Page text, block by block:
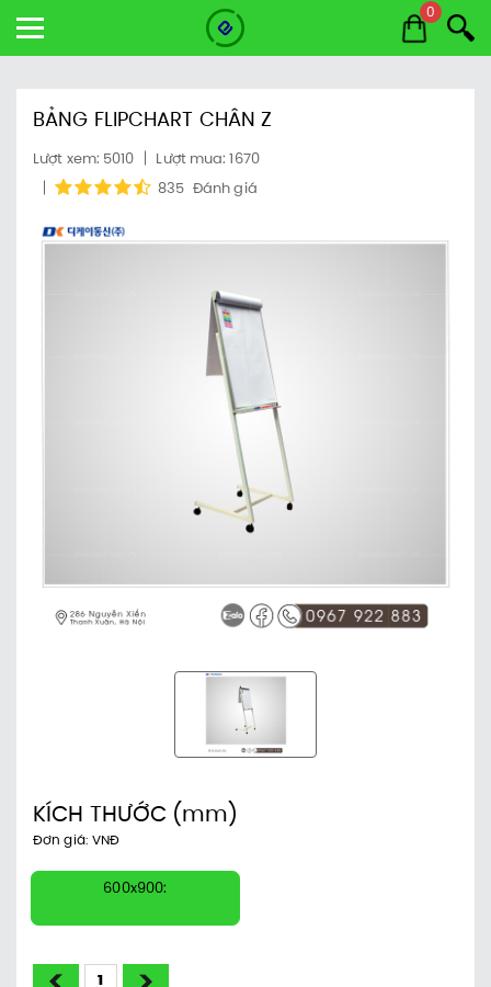
0
BẢNG FLIPCHART CHÂN Z
Lượt xem: 5010
Lượt mua: 1670
835 Đánh giá
KÍCH THƯỚC (mm)
Đơn giá: VNĐ
600x900: